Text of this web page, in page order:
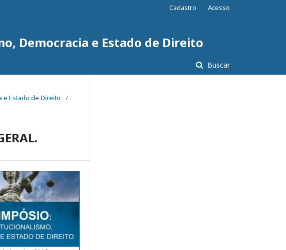
Democracia e Estado de Direito
Buscar
Cadastro Acesso
e Estado de Direito
/